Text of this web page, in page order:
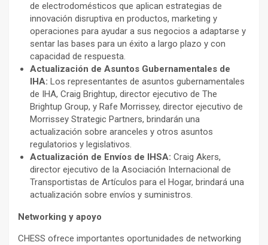
de electrodomésticos que aplican estrategias de
innovación disruptiva en productos, marketing y
operaciones para ayudar a sus negocios a adaptarse y
sentar las bases para un éxito a largo plazo y con
capacidad de respuesta.
Actualización de Asuntos Gubernamentales de
IHA: Los representantes de asuntos gubernamentales
de IHA, Craig Brightup, director ejecutivo de The
Brightup Group, y Rafe Morrissey, director ejecutivo de
Morrissey Strategic Partners, brindarán una
actualización sobre aranceles y otros asuntos
regulatorios y legislativos.
Actualización de Envíos de IHSA: Craig Akers,
director ejecutivo de la Asociación Internacional de
Transportistas de Artículos para el Hogar, brindará una
actualización sobre envíos y suministros.
Networking y apoyo
CHESS ofrece importantes oportunidades de networking